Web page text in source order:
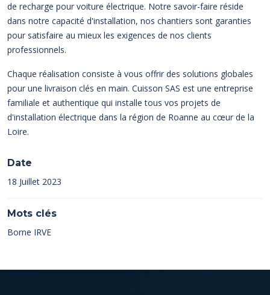
de recharge pour voiture électrique. Notre savoir-faire réside
dans notre capacité d'installation, nos chantiers sont garanties
pour satisfaire au mieux les exigences de nos clients
professionnels.
Chaque réalisation consiste à vous offrir des solutions globales
pour une livraison clés en main. Cuisson SAS est une entreprise
familiale et authentique qui installe tous vos projets de
d'installation électrique dans la région de Roanne au cœur de la
Loire.
Date
18 Juillet 2023
Mots clés
Borne IRVE